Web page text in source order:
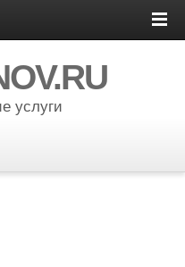
услуги